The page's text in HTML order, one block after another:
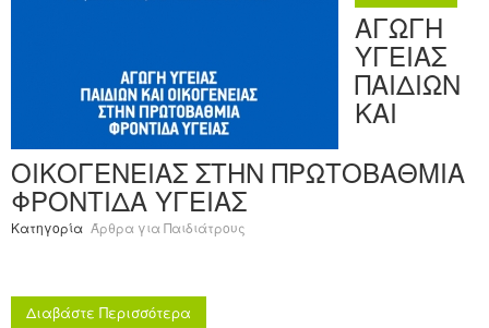
ΑΓΩΓΗ
ΥΓΕΙΑΣ
ΠΑΙΔΙΩΝ
ΚΑΙ
ΟΙΚΟΓΕΝΕΙΑΣ ΣΤΗΝ ΠΡΩΤΟΒΑΘΜΙΑ
ΦΡΟΝΤΙΔΑ ΥΓΕΙΑΣ
Κατηγορία Άρθρα για Παιδιάτρους
Διαβάστε Περισσότερα